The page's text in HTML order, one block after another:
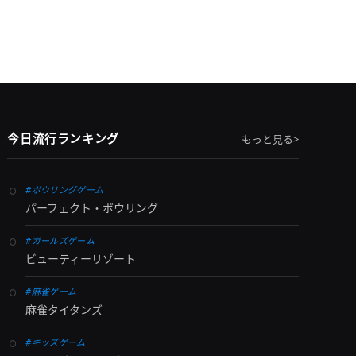
今日流行ランキング もっと見る>
#ボウリングゲーム
パーフェクト・ボウリング
#ガールズゲーム
ビューティーリゾート
#麻雀ゲーム
麻雀タイタンズ
#キッズゲーム